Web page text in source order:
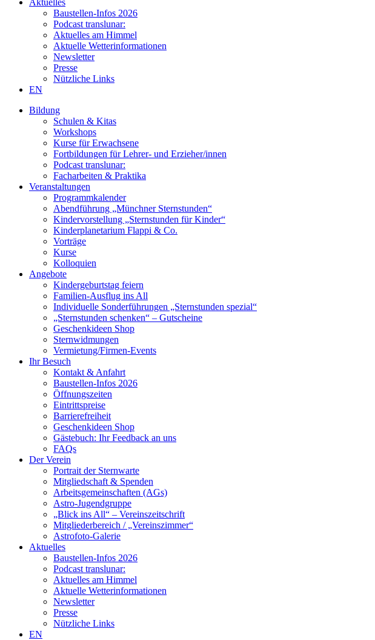
Aktuelles
Baustellen-Infos 2026
Podcast translunar:
Aktuelles am Himmel
Aktuelle Wetterinformationen
Newsletter
Presse
Nützliche Links
EN
Bildung
Schulen & Kitas
Workshops
Kurse für Erwachsene
Fortbildungen für Lehrer- und Erzieher/innen
Podcast translunar:
Facharbeiten & Praktika
Veranstaltungen
Programmkalender
Abendführung „Münchner Sternstunden“
Kindervorstellung „Sternstunden für Kinder“
Kinderplanetarium Flappi & Co.
Vorträge
Kurse
Kolloquien
Angebote
Kindergeburtstag feiern
Familien-Ausflug ins All
Individuelle Sonderführungen „Sternstunden spezial“
„Sternstunden schenken“ – Gutscheine
Geschenkideen Shop
Sternwidmungen
Vermietung/Firmen-Events
Ihr Besuch
Kontakt & Anfahrt
Baustellen-Infos 2026
Öffnungszeiten
Eintrittspreise
Barrierefreiheit
Geschenkideen Shop
Gästebuch: Ihr Feedback an uns
FAQs
Der Verein
Portrait der Sternwarte
Mitgliedschaft & Spenden
Arbeitsgemeinschaften (AGs)
Astro-Jugendgruppe
„Blick ins All“ – Vereinszeitschrift
Mitgliederbereich / „Vereinszimmer“
Astrofoto-Galerie
Aktuelles
Baustellen-Infos 2026
Podcast translunar:
Aktuelles am Himmel
Aktuelle Wetterinformationen
Newsletter
Presse
Nützliche Links
EN